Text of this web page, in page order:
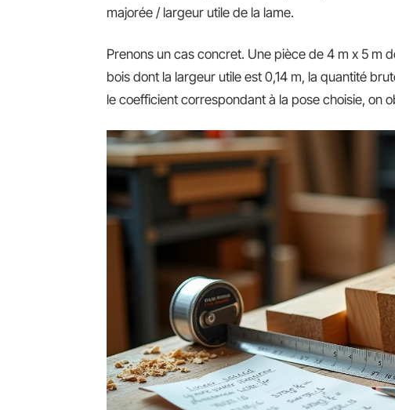
majorée / largeur utile de la lame.
Prenons un cas concret. Une pièce de 4 m x 5 m
bois dont la largeur utile est 0,14 m, la quantité
le coefficient correspondant à la pose choisie, on